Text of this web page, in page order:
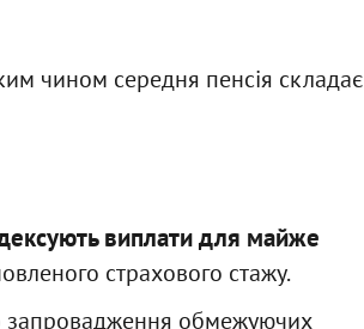
чином середня пенсія складає
виплати для майже
страхового стажу.
запровадження обмежуючих